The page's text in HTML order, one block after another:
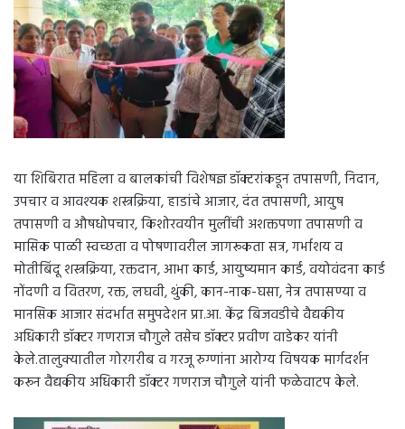
या शिबिरात महिला व बालकांची विशेषज्ञ डॉक्टरांकडून तपासणी, निदान,
उपचार व आवश्यक शस्त्रक्रिया, हाडांचे आजार, दंत तपासणी, आयुष
तपासणी व औषधोपचार, किशोरवयीन मुलींची अशक्तपणा तपासणी व
मासिक पाळी स्वच्छता व पोषणावरील जागरूकता सत्र, गर्भाशय व
मोतीबिंदू शस्त्रक्रिया, रक्तदान, आभा कार्ड, आयुष्यमान कार्ड, वयोवंदना कार्ड
नोंदणी व वितरण, रक्त, लघवी, थुंकी, कान-नाक-घसा, नेत्र तपासण्या व
मानसिक आजार संदर्भात समुपदेशन प्रा.आ. केंद्र बिजवडीचे वैद्यकीय
अधिकारी डॉक्टर गणराज चौगुले तसेच डॉक्टर प्रवीण वाडेकर यांनी
केले.तालुक्यातील गोरगरीब व गरजू रुग्णांना आरोग्य विषयक मार्गदर्शन
करून वैद्यकीय अधिकारी डॉक्टर गणराज चौगुले यांनी फळेवाटप केले.